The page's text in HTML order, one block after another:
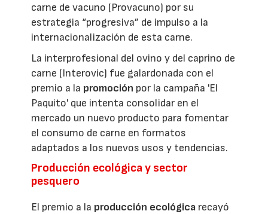
carne de vacuno (Provacuno) por su
estrategia “progresiva” de impulso a la
internacionalización de esta carne.
La interprofesional del ovino y del caprino de
carne (Interovic) fue galardonada con el
premio a la promoción por la campaña 'El
Paquito' que intenta consolidar en el
mercado un nuevo producto para fomentar
el consumo de carne en formatos
adaptados a los nuevos usos y tendencias.
Producción ecológica y sector
pesquero
El premio a la producción ecológica recayó